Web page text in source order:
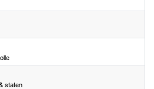
staten